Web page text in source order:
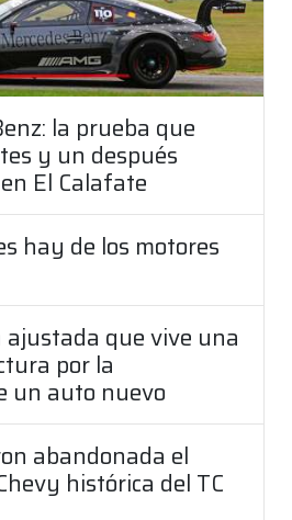
la prueba que
y un después
El Calafate
hay de los motores
ajustada que vive una
por la
un auto nuevo
abandonada el
histórica del TC